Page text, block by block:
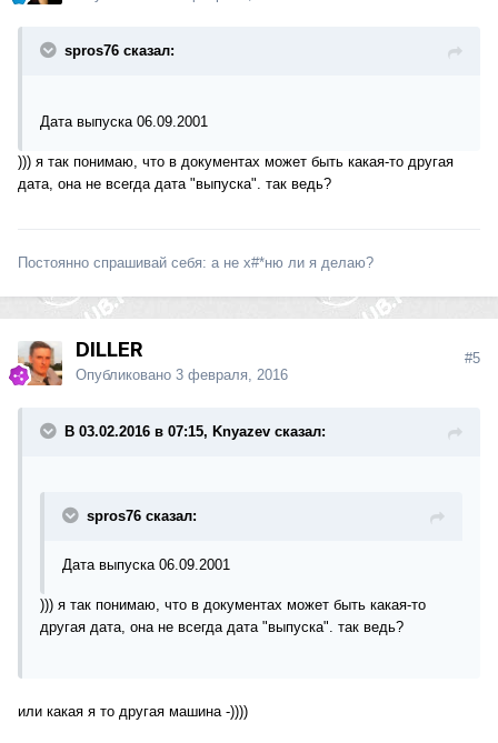
spros76 сказал:
Дата выпуска 06.09.2001
))) я так понимаю, что в документах может быть какая-то другая
дата, она не всегда дата "выпуска". так ведь?
Постоянно спрашивай себя: а не х#*ню ли я делаю?
DILLER
Опубликовано 3 февраля, 2016
#5
В 03.02.2016 в 07:15, Knyazev сказал:
spros76 сказал:
Дата выпуска 06.09.2001
))) я так понимаю, что в документах может быть какая-то
другая дата, она не всегда дата "выпуска". так ведь?
или какая я то другая машина -))))